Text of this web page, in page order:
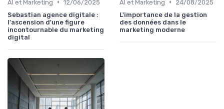
AI et Marketing • 12/06/2025
Sebastian agence digitale :
l'ascension d'une figure
incontournable du marketing
digital
AI et Marketing •
24/08/2025
L'importance de la gestion
des données dans le
marketing moderne